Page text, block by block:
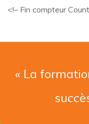
<!– Fin compteur
« La